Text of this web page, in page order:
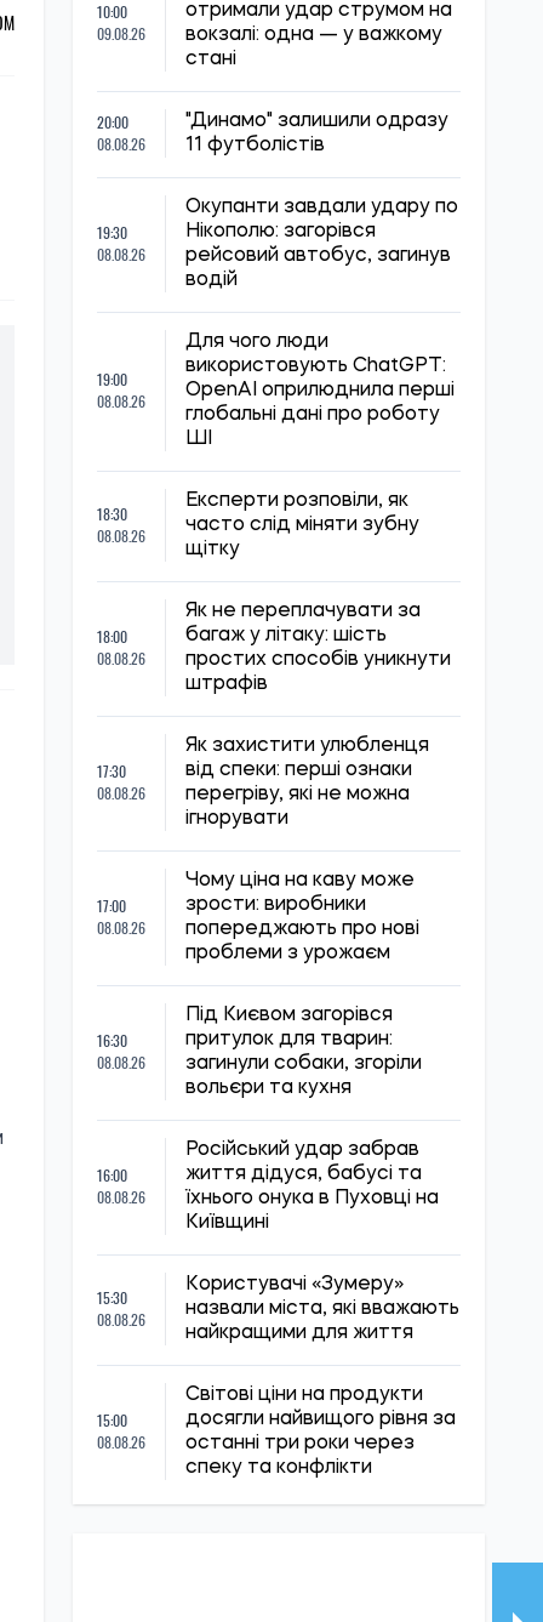
10:00
09.08.26
отримали удар струмом на
вокзалі: одна — у важкому
стані
20:00
08.08.26
"Динамо" залишили одразу
11 футболістів
19:30
08.08.26
Окупанти завдали удару по
Нікополю: загорівся
рейсовий автобус, загинув
водій
19:00
08.08.26
Для чого люди
використовують ChatGPT:
OpenAI оприлюднила перші
глобальні дані про роботу
ШІ
18:30
08.08.26
Експерти розповіли, як
часто слід міняти зубну
щітку
18:00
08.08.26
Як не переплачувати за
багаж у літаку: шість
простих способів уникнути
штрафів
17:30
08.08.26
Як захистити улюбленця
від спеки: перші ознаки
перегріву, які не можна
ігнорувати
17:00
08.08.26
Чому ціна на каву може
зрости: виробники
попереджають про нові
проблеми з урожаєм
16:30
08.08.26
Під Києвом загорівся
притулок для тварин:
загинули собаки, згоріли
вольєри та кухня
16:00
08.08.26
Російський удар забрав
життя дідуся, бабусі та
їхнього онука в Пуховці на
Київщині
15:30
08.08.26
Користувачі «Зумеру»
назвали міста, які вважають
найкращими для життя
15:00
08.08.26
Світові ціни на продукти
досягли найвищого рівня за
останні три роки через
спеку та конфлікти